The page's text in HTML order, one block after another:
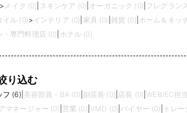
> メイク (0) スキンケア (0) オーガニック (0) フレグラン
イル (0)> インテリア (0) 家具 (0) 雑貨 (0) ホーム＆キッ
・専門料理店 (0) ホテル (0)
り込む
フ (6) 美容部員・BA (0) 副店長 (0) 店長 (0) WEB/EC担
マネージャー (0) 営業 (0) VMD (0) |バイヤー (0) トレ